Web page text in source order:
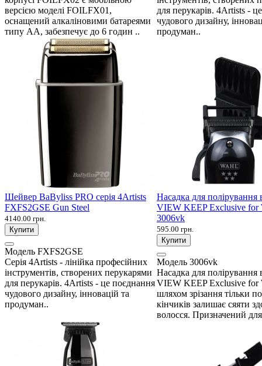
версією моделі FOILFX01,
оснащений алкаліновими батареями
типу АА, забезпечує до 6 годин ..
для перукарів. 4Artists -
чудового дизайну,
продуман..
Шейвер BaByliss PRO серія 4Artists
FXFS2GSE Gun Steel
4140.00 грн.
Купити
Модель FXFS2GSE
Серія 4Artists - лінійка професійних
інструментів, створених перукарями
для перукарів. 4Artists - це поєднання
чудового дизайну, інновацій та
продуман..
Насадка для полірування
VIEW KEEP Exclusive for
3006vk
595.00 грн.
Купити
Модель 3006vk
Насадка для полірування
VIEW KEEP Exclusive for
шляхом зрізання тільки
кінчиків залишає сяяти
волосся. Призначений